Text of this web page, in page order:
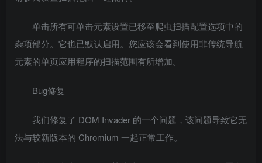
单击所有可单击元素设置已移至爬虫扫描配置选项中的
杂项部分。它也已默认启用。您应该会看到使用非传统导航
元素的单页应用程序的扫描范围有所增加。
Bug修复
我们修复了 DOM Invader 的一个问题，该问题导致它无
法与较新版本的 Chromium 一起正常工作。